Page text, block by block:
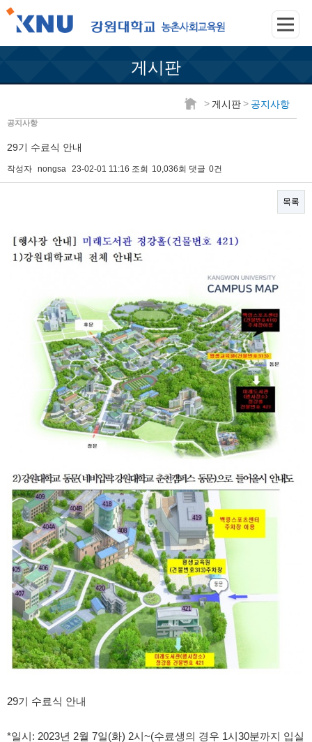
게시판
> 게시판 > 공지사항
공지사항
29기 수료식 안내
작성자 nongsa 23-02-01 11:16 조회 10,036회 댓글 0건
목록
29기 수료식 안내
*일시: 2023년 2월 7일(화) 2시~(수료생의 경우 1시30분까지 입실